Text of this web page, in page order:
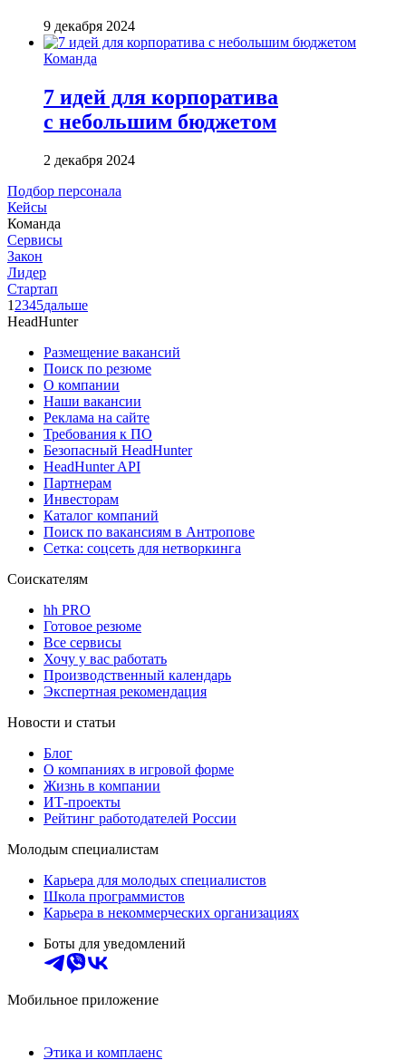
9 декабря 2024
Команда
7 идей для корпоратива
с небольшим бюджетом
2 декабря 2024
Подбор персонала
Кейсы
Команда
Сервисы
Закон
Лидер
Стартап
1 2345дальше
HeadHunter
Размещение вакансий
Поиск по резюме
О компании
Наши вакансии
Реклама на сайте
Требования к ПО
Безопасный HeadHunter
HeadHunter API
Партнерам
Инвесторам
Каталог компаний
Поиск по вакансиям в Антропове
Сетка: соцсеть для нетворкинга
Соискателям
hh PRO
Готовое резюме
Все сервисы
Хочу у вас работать
Производственный календарь
Экспертная рекомендация
Новости и статьи
Блог
О компаниях в игровой форме
Жизнь в компании
ИТ-проекты
Рейтинг работодателей России
Молодым специалистам
Карьера для молодых специалистов
Школа программистов
Карьера в некоммерческих организациях
Боты для уведомлений
Мобильное приложение
Этика и комплаенс